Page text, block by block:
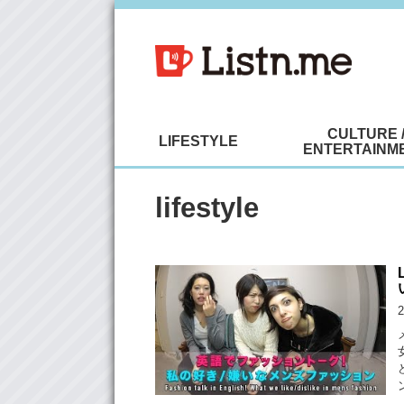
LIFESTYLE
CULTURE /
lifestyle